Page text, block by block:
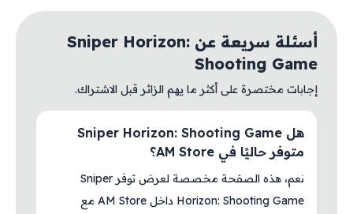
أسئلة سريعة عن Sniper Horizon:
Shooting Game
إجابات مختصرة على أكثر ما يهم الزائر قبل الاشتراك.
هل Sniper Horizon: Shooting Game
متوفر حاليًا في AM Store؟
نعم، هذه الصفحة مخصصة لعرض توفر Sniper
Horizon: Shooting Game داخل AM Store مع